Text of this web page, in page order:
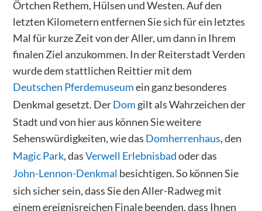
Örtchen Rethem, Hülsen und Westen. Auf den
letzten Kilometern entfernen Sie sich für ein letztes
Mal für kurze Zeit von der Aller, um dann in Ihrem
finalen Ziel anzukommen. In der Reiterstadt Verden
wurde dem stattlichen Reittier mit dem
Deutschen Pferdemuseumein ganz besonderes
Denkmal gesetzt. DerDom gilt als Wahrzeichen der
Stadt und von hier aus können Sie weitere
Sehenswürdigkeiten, wie das Domherrenhaus, den
Magic Park, dasVerwell Erlebnisbadoder das
John-Lennon-Denkmal besichtigen. So können Sie
sich sicher sein, dass Sie den Aller-Radweg mit
einem ereignisreichen Finale beenden, dass Ihnen